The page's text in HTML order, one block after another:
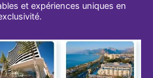
et expériences uniques en